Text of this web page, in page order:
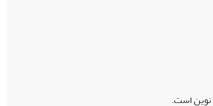
نوین است.